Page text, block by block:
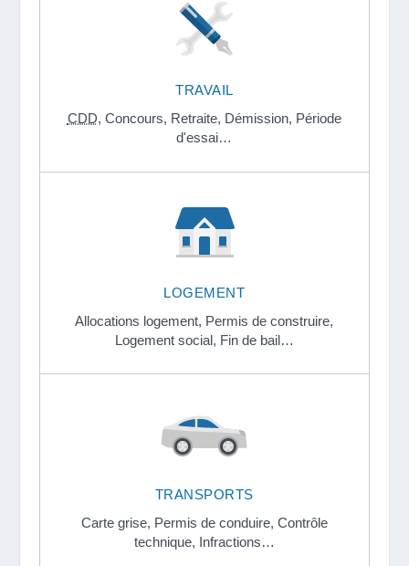
TRAVAIL
CDD, Concours, Retraite, Démission, Période
d'essai…
LOGEMENT
Allocations logement, Permis de construire,
Logement social, Fin de bail…
TRANSPORTS
Carte grise, Permis de conduire, Contrôle
technique, Infractions…